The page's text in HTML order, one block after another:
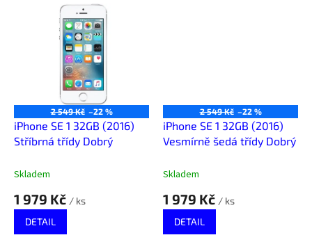
2 549 Kč –22 %
iPhone SE 1 32GB (2016)
Stříbrná třídy Dobrý
Skladem
1 979 Kč / ks
DETAIL
2 549 Kč –22 %
iPhone SE 1 32GB (2016)
Vesmírně šedá třídy Dobrý
Skladem
1 979 Kč / ks
DETAIL